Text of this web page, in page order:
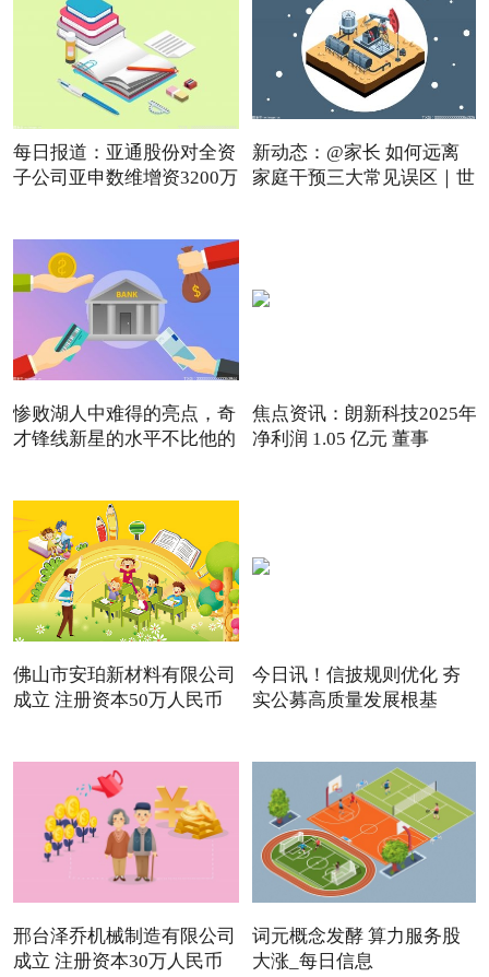
每日报道：亚通股份对全资
子公司亚申数维增资3200万
新动态：@家长 如何远离
家庭干预三大常见误区｜世
惨败湖人中难得的亮点，奇
才锋线新星的水平不比他的
焦点资讯：朗新科技2025年
净利润 1.05 亿元 董事
佛山市安珀新材料有限公司
成立 注册资本50万人民币
今日讯！信披规则优化 夯
实公募高质量发展根基
邢台泽乔机械制造有限公司
成立 注册资本30万人民币
词元概念发酵 算力服务股
大涨_每日信息